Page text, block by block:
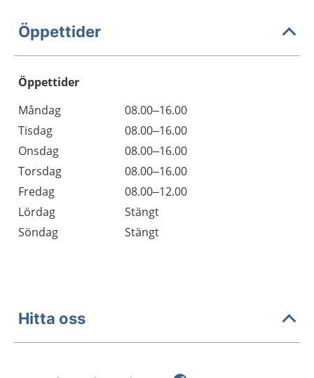
Öppettider
Öppettider
Dag
Öppettider
Kommentarer
Måndag
08.00–16.00
Tisdag
08.00–16.00
Onsdag
08.00–16.00
Torsdag
08.00–16.00
Fredag
08.00–12.00
Lördag
Stängt
Söndag
Stängt
Hitta oss